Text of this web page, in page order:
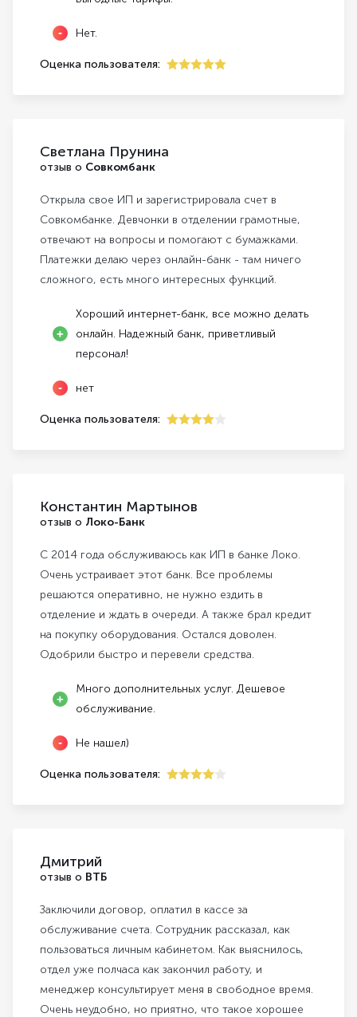
Нет.
Оценка пользователя:
Светлана Прунина
отзыв о Совкомбанк
Открыла свое ИП и зарегистрировала счет в
Совкомбанке. Девчонки в отделении грамотные,
отвечают на вопросы и помогают с бумажками.
Платежки делаю через онлайн-банк - там ничего
сложного, есть много интересных функций.
Хороший интернет-банк, все можно делать
онлайн. Надежный банк, приветливый
персонал!
нет
Оценка пользователя:
Константин Мартынов
отзыв о Локо-Банк
С 2014 года обслуживаюсь как ИП в банке Локо.
Очень устраивает этот банк. Все проблемы
решаются оперативно, не нужно ездить в
отделение и ждать в очереди. А также брал кредит
на покупку оборудования. Остался доволен.
Одобрили быстро и перевели средства.
Много дополнительных услуг. Дешевое
обслуживание.
Не нашел)
Оценка пользователя:
Дмитрий
отзыв о ВТБ
Заключили договор, оплатил в кассе за
обслуживание счета. Сотрудник рассказал, как
пользоваться личным кабинетом. Как выяснилось,
отдел уже полчаса как закончил работу, и
менеджер консультирует меня в свободное время.
Очень неудобно, но приятно, что такое хорошее